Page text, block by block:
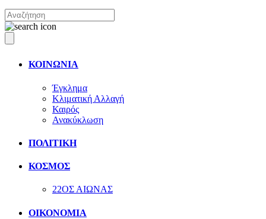
ΚΟΙΝΩΝΙΑ
Έγκλημα
Κλιματική Αλλαγή
Καιρός
Ανακύκλωση
ΠΟΛΙΤΙΚΗ
ΚΟΣΜΟΣ
22ΟΣ ΑΙΩΝΑΣ
ΟΙΚΟΝΟΜΙΑ